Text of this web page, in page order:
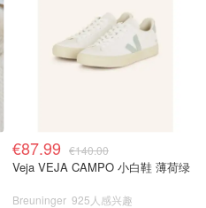
€87.99 €140.00
Veja VEJA CAMPO 小白鞋 薄荷绿
Breuninger 925人感兴趣